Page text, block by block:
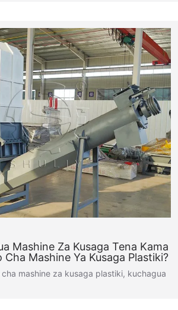
Mashine Za Kusaga Tena Kama
Mashine Ya Kusaga Plastiki?
mashine za kusaga plastiki, kuchagua